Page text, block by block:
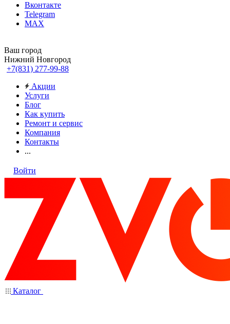
Вконтакте
Telegram
MAX
Ваш город
Нижний Новгород
+7(831) 277-99-88
Акции
Услуги
Блог
Как купить
Ремонт и сервис
Компания
Контакты
...
Войти
Каталог